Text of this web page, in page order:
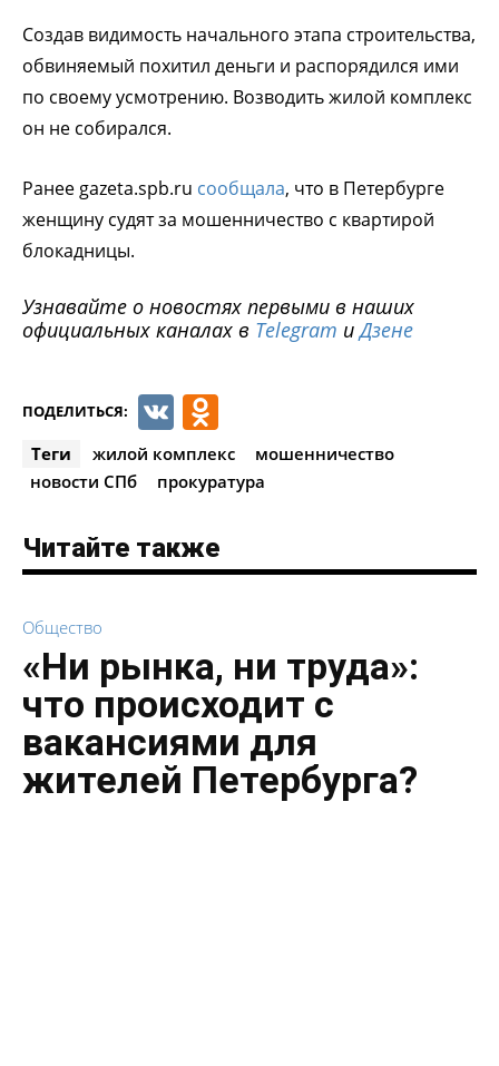
Создав видимость начального этапа строительства,
обвиняемый похитил деньги и распорядился ими
по своему усмотрению. Возводить жилой комплекс
он не собирался.
Ранее gazeta.spb.ru сообщала, что в Петербурге
женщину судят за мошенничество с квартирой
блокадницы.
Узнавайте о новостях первыми в наших
официальных каналах в Telegram иДзене
ПОДЕЛИТЬСЯ: VK
Теги жилой комплекс
мошенничество
новости СПб
прокуратура
Читайте также
Общество
«Ни рынка, ни труда»:
что происходит с
вакансиями для
жителей Петербурга?